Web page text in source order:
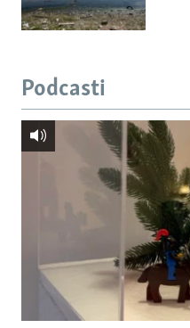
Podcasti